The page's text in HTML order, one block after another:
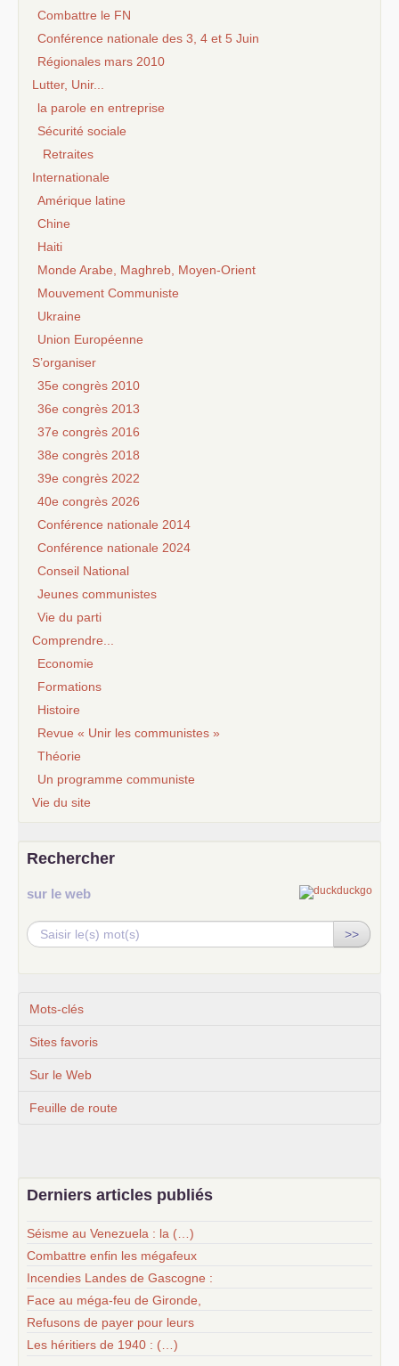
Combattre le FN
Conférence nationale des 3, 4 et 5 Juin
Régionales mars 2010
Lutter, Unir...
la parole en entreprise
Sécurité sociale
Retraites
Internationale
Amérique latine
Chine
Haiti
Monde Arabe, Maghreb, Moyen-Orient
Mouvement Communiste
Ukraine
Union Européenne
S’organiser
35e congrès 2010
36e congrès 2013
37e congrès 2016
38e congrès 2018
39e congrès 2022
40e congrès 2026
Conférence nationale 2014
Conférence nationale 2024
Conseil National
Jeunes communistes
Vie du parti
Comprendre...
Economie
Formations
Histoire
Revue « Unir les communistes »
Théorie
Un programme communiste
Vie du site
Rechercher
sur le web
>>
Mots-clés
Sites favoris
Sur le Web
Feuille de route
Derniers articles publiés
Séisme au Venezuela : la (…)
Combattre enfin les mégafeux
Incendies Landes de Gascogne :
Face au méga-feu de Gironde,
Refusons de payer pour leurs
Les héritiers de 1940 : (…)